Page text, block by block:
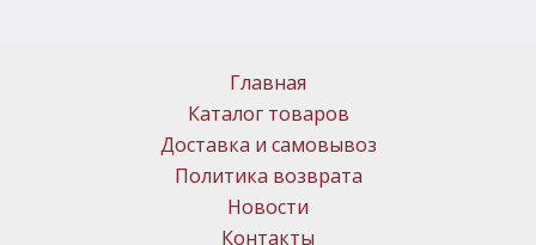
Главная
Каталог товаров
Доставка и самовывоз
Политика возврата
Новости
Контакты